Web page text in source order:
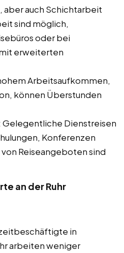
aber auch Schichtarbeit
sind möglich,
oder bei
erweiterten
Arbeitsaufkommen,
können Überstunden
Gelegentliche Dienstreisen
Konferenzen
Reiseangeboten sind
an der Ruhr
in
arbeiten weniger